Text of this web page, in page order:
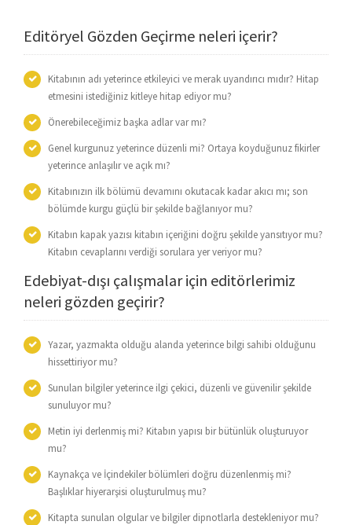
Editöryel Gözden Geçirme neleri içerir?
Kitabının adı yeterince etkileyici ve merak uyandırıcı mıdır? Hitap
etmesini istediğiniz kitleye hitap ediyor mu?
Önerebileceğimiz başka adlar var mı?
Genel kurgunuz yeterince düzenli mi? Ortaya koyduğunuz fikirler
yeterince anlaşılır ve açık mı?
Kitabınızın ilk bölümü devamını okutacak kadar akıcı mı; son
bölümde kurgu güçlü bir şekilde bağlanıyor mu?
Kitabın kapak yazısı kitabın içeriğini doğru şekilde yansıtıyor mu?
Kitabın cevaplarını verdiği sorulara yer veriyor mu?
Edebiyat-dışı çalışmalar için editörlerimiz
neleri gözden geçirir?
Yazar, yazmakta olduğu alanda yeterince bilgi sahibi olduğunu
hissettiriyor mu?
Sunulan bilgiler yeterince ilgi çekici, düzenli ve güvenilir şekilde
sunuluyor mu?
Metin iyi derlenmiş mi? Kitabın yapısı bir bütünlük oluşturuyor
mu?
Kaynakça ve İçindekiler bölümleri doğru düzenlenmiş mi?
Başlıklar hiyerarşisi oluşturulmuş mu?
Kitapta sunulan olgular ve bilgiler dipnotlarla destekleniyor mu?